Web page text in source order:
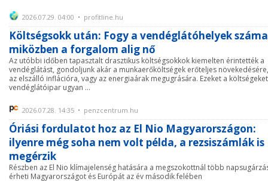
2026.07.29. 04:00 • profitline.hu
Költségsokk után: Fogy a vendéglátóhelyek
miközben a forgalom alig nő
Az utóbbi időben tapasztalt drasztikus költségsokkok kiemelten érintették a
vendéglátást, gondoljunk akár a munkaerőköltségek erőteljes növekedésére,
az elszálló inflációra, vagy az energiaárak megugrására. Ezeket a
vendéglátóipar ugyan ...
2026.07.28. 14:35 • penzcentrum.hu
Óriási fordulatot hoz az El Nio Magyarországon:
ilyenre még soha nem volt példa, a rezsiszámlák is
megérzik
Részben az El Nio klímajelenség hatására a megszokottnál több
érheti Magyarországot és Európát az év második felében